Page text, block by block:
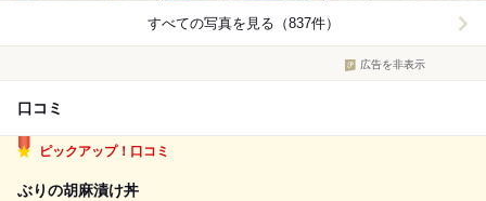
すべての写真を見る（837件）
広告を非表示
口コミ
ピックアップ！口コミ
ぶりの胡麻漬け丼